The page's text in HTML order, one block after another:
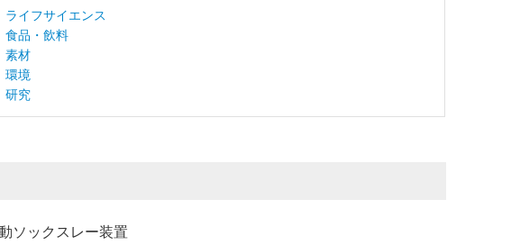
ライフサイエンス
食品・飲料
素材
環境
研究
ソックスレー装置